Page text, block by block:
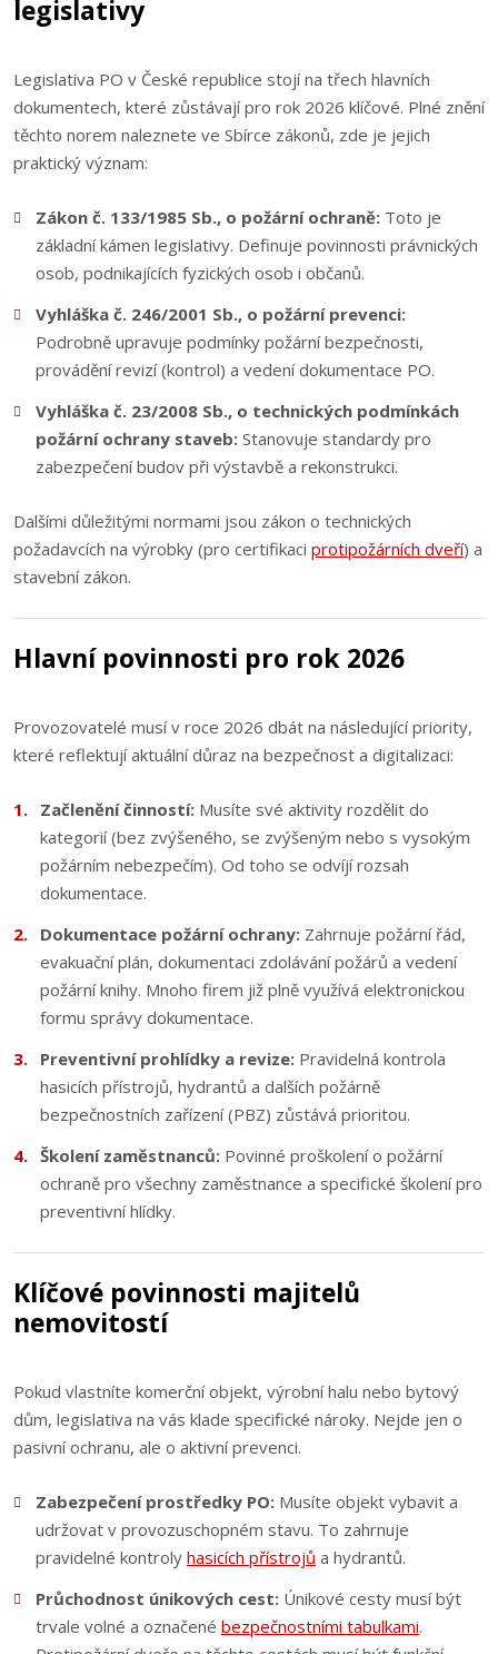
legislativy
Legislativa PO v České republice stojí na třech hlavních
dokumentech, které zůstávají pro rok 2026 klíčové. Plné znění
těchto norem naleznete ve Sbírce zákonů, zde je jejich
praktický význam:
Zákon č. 133/1985 Sb., o požární ochraně:Toto je
základní kámen legislativy. Definuje povinnosti právnických
osob, podnikajících fyzických osob i občanů.
Vyhláška č. 246/2001 Sb., o požární prevenci:
Podrobně upravuje podmínky požární bezpečnosti,
provádění revizí (kontrol) a vedení dokumentace PO.
Vyhláška č. 23/2008 Sb., o technických podmínkách
požární ochrany staveb:Stanovuje standardy pro
zabezpečení budov při výstavbě a rekonstrukci.
Dalšími důležitými normami jsou zákon o technických
požadavcích na výrobky (pro certifikaci protipožárních dveří) a
stavební zákon.
Hlavní povinnosti pro rok 2026
Provozovatelé musí v roce 2026 dbát na následující priority,
které reflektují aktuální důraz na bezpečnost a digitalizaci:
Začlenění činností: Musíte své aktivity rozdělit do
kategorií (bez zvýšeného, se zvýšeným nebo s vysokým
požárním nebezpečím). Od toho se odvíjí rozsah
dokumentace.
Dokumentace požární ochrany: Zahrnuje požární řád,
evakuační plán, dokumentaci zdolávání požárů a vedení
požární knihy. Mnoho firem již plně využívá elektronickou
formu správy dokumentace.
Preventivní prohlídky a revize: Pravidelná kontrola
hasicích přístrojů, hydrantů a dalších požárně
bezpečnostních zařízení (PBZ) zůstává prioritou.
Školení zaměstnanců: Povinné proškolení o požární
ochraně pro všechny zaměstnance a specifické školení pro
preventivní hlídky.
Klíčové povinnosti majitelů
nemovitostí
Pokud vlastníte komerční objekt, výrobní halu nebo bytový
dům, legislativa na vás klade specifické nároky. Nejde jen o
pasivní ochranu, ale o aktivní prevenci.
Zabezpečení prostředky PO:Musíte objekt vybavit a
udržovat v provozuschopném stavu. To zahrnuje
pravidelné kontroly hasicích přístrojů a hydrantů.
Průchodnost únikových cest:Únikové cesty musí být
trvale volné a označené bezpečnostními tabulkami.